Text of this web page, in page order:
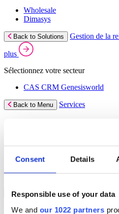
Consent Details
Responsible use of your data
We and our 1022 partners
Wholesale
Dimasys
Back to Solutions Gestion de la
plus
Sélectionnez votre secteur
CAS CRM Genesisworld
Back to Menu Services
Continuité des activités
Services de consultance
Services d’infrastructure cloud
Back to Menu Ressources
Actualités